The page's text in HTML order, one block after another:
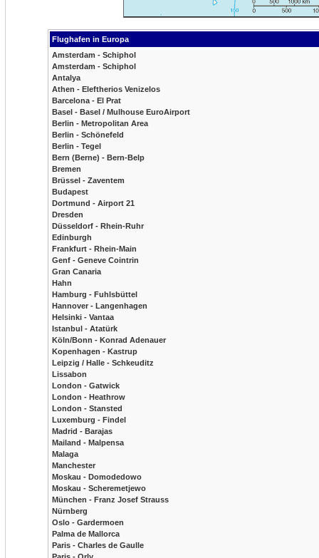
Flughafen in Europa
Amsterdam - Schiphol
Amsterdam - Schiphol
Antalya
Athen - Eleftherios Venizelos
Barcelona - El Prat
Basel - Basel / Mulhouse EuroAirport
Berlin - Metropolitan Area
Berlin - Schönefeld
Berlin - Tegel
Bern (Berne) - Bern-Belp
Bremen
Brüssel - Zaventem
Budapest
Dortmund - Airport 21
Dresden
Düsseldorf - Rhein-Ruhr
Edinburgh
Frankfurt - Rhein-Main
Genf - Geneve Cointrin
Gran Canaria
Hahn
Hamburg - Fuhlsbüttel
Hannover - Langenhagen
Helsinki - Vantaa
Istanbul - Atatürk
Köln/Bonn - Konrad Adenauer
Kopenhagen - Kastrup
Leipzig / Halle - Schkeuditz
Lissabon
London - Gatwick
London - Heathrow
London - Stansted
Luxemburg - Findel
Madrid - Barajas
Mailand - Malpensa
Malaga
Manchester
Moskau - Domodedowo
Moskau - Scheremetjewo
München - Franz Josef Strauss
Nürnberg
Oslo - Gardermoen
Palma de Mallorca
Paris - Charles de Gaulle